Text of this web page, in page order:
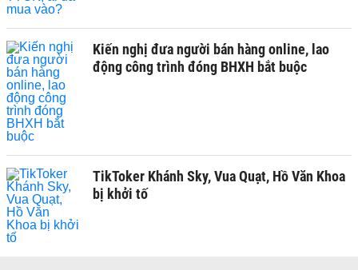
Kiến nghị đưa người bán hàng online, lao
động công trình đóng BHXH bắt buộc
TikToker Khánh Sky, Vua Quạt, Hồ Văn Khoa
bị khởi tố